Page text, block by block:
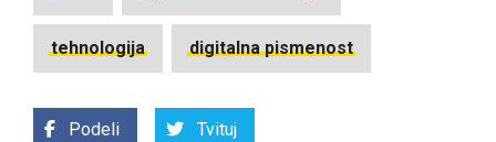
tehnologija digitalna pismenost
Podeli Tvituj